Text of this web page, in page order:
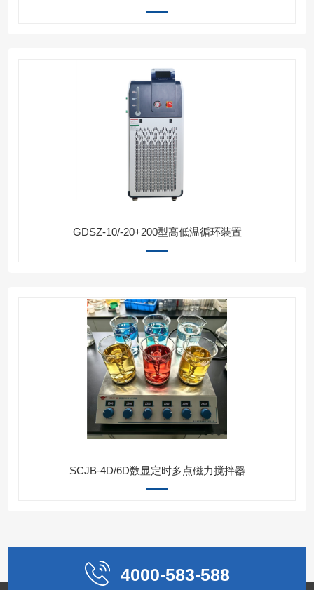
GDSZ-10/-20+200型高低温循环装置
SCJB-4D/6D数显定时多点磁力搅拌器
4000-583-588